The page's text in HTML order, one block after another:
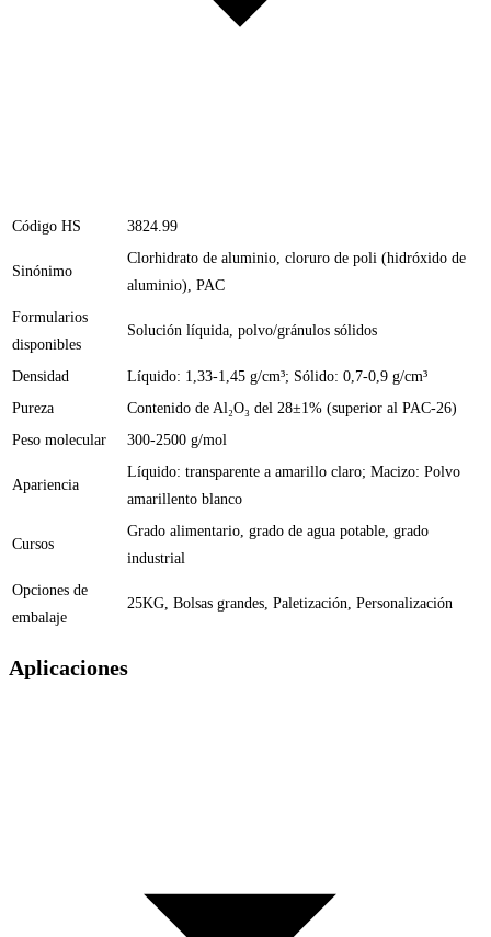
Código HS 3824.99
Sinónimo
Clorhidrato de aluminio, cloruro de poli (hidróxido de
aluminio), PAC
Formularios
disponibles
Solución líquida, polvo/gránulos sólidos
Densidad
Líquido: 1,33-1,45 g/cm³; Sólido: 0,7-0,9 g/cm³
Pureza
Contenido de Al₂O₃ del 28±1% (superior al PAC-26)
Peso molecular
300-2500 g/mol
Apariencia
Líquido: transparente a amarillo claro; Macizo: Polvo
amarillento blanco
Cursos
Grado alimentario, grado de agua potable, grado
industrial
Opciones de
embalaje
25KG, Bolsas grandes, Paletización, Personalización
Aplicaciones